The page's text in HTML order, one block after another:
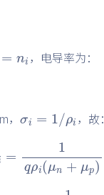
，电导率为：
， ，故：
q ρi(μn+μp)=1